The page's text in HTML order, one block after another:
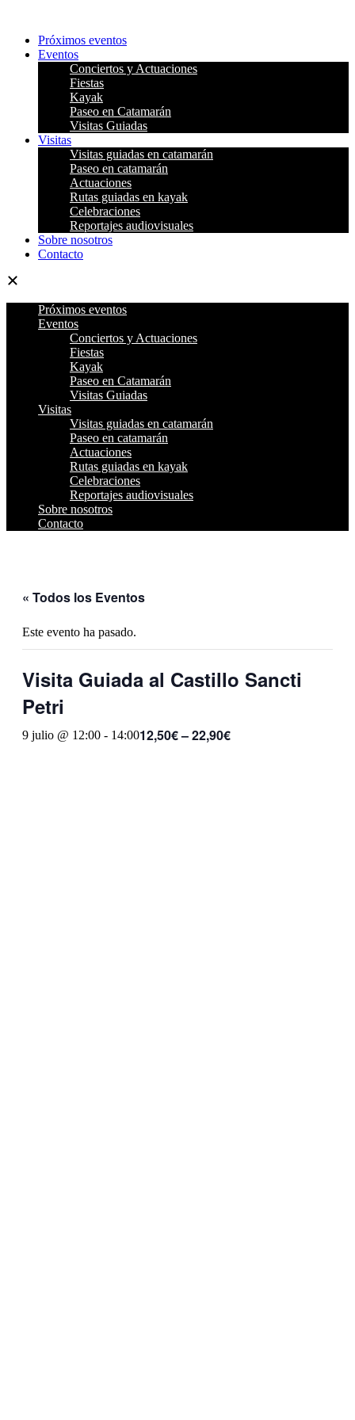
contenidoPróximos eventos
Eventos
Conciertos y Actuaciones
Fiestas
Kayak
Paseo en Catamarán
Visitas Guiadas
Visitas
Visitas guiadas en catamarán
Paseo en catamarán
Actuaciones
Rutas guiadas en kayak
Celebraciones
Reportajes audiovisuales
Sobre nosotros
Contacto
Próximos eventos
Eventos
Conciertos y Actuaciones
Fiestas
Kayak
Paseo en Catamarán
Visitas Guiadas
Visitas
Visitas guiadas en catamarán
Paseo en catamarán
Actuaciones
Rutas guiadas en kayak
Celebraciones
Reportajes audiovisuales
Sobre nosotros
Contacto
« Todos los Eventos
Este evento ha pasado.
Visita Guiada al Castillo Sancti
Petri
9 julio @ 12:00 - 14:0012,50€ – 22,90€